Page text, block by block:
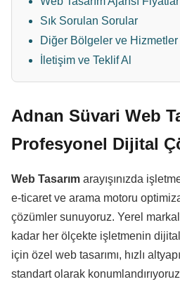
Sık Sorulan Sorular
Diğer Bölgeler ve Hizmetler
İletişim ve Teklif Al
Adnan Süvari Web
Profesyonel Dijital
Web Tasarım arayışınızda
e-ticaret ve arama motoru
çözümler sunuyoruz. Yerel
kadar her ölçekte işletmenin
için özel web tasarımı, hızlı
standart olarak